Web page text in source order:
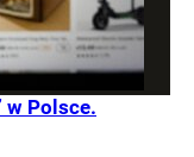
w Polsce.